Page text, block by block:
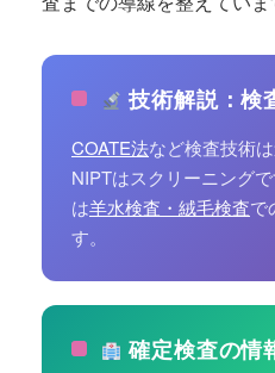
技術解説：検
COATE法など検査技術
NIPTはスクリーニング
は羊水検査・絨毛検査で
す。
確定検査の情